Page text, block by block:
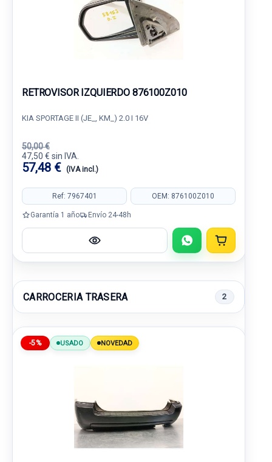
RETROVISOR IZQUIERDO 876100Z010
KIA SPORTAGE II (JE_, KM_) 2.0 I 16V
50,00 €
47,50 € sin IVA.
57,48 € (IVA incl.)
Ref: 7967401 OEM: 876100Z010
Garantía 1 año Envío 24-48h
CARROCERIA TRASERA 2
-5% USADO NOVEDAD